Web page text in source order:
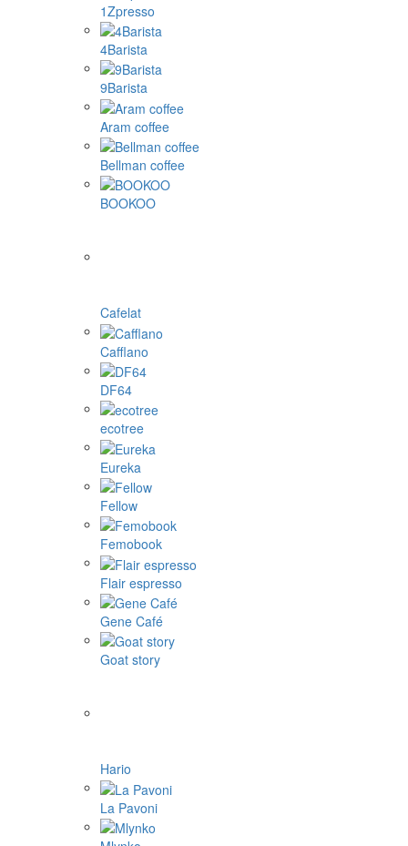
1Zpresso
4Barista
9Barista
Aram coffee
Bellman coffee
BOOKOO
Cafelat
Cafflano
DF64
ecotree
Eureka
Fellow
Femobook
Flair espresso
Gene Café
Goat story
Hario
La Pavoni